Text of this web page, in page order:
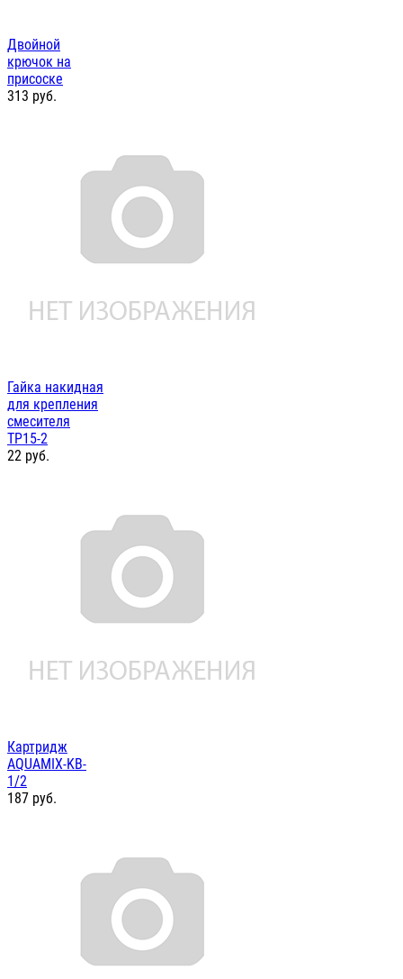
Двойной
крючок на
присоске
313 руб.
Гайка накидная
для крепления
смесителя
ТР15-2
22 руб.
Картридж
AQUAMIX-KB-
1/2
187 руб.